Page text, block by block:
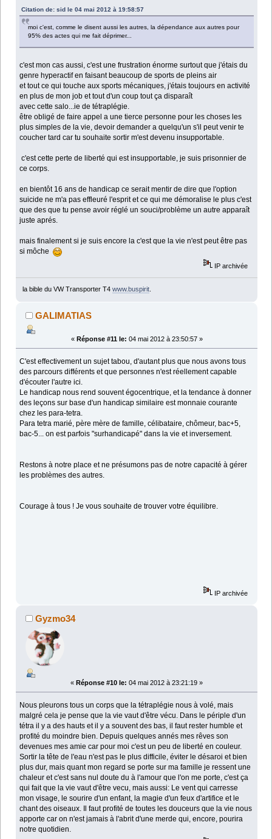
Citation de: sid le 04 mai 2012 à 19:58:57
moi c'est, comme le disent aussi les autres, la dépendance aux autres pour
95% des actes qui me fait déprimer...
c'est mon cas aussi, c'est une frustration énorme surtout que j'étais du
genre hyperactif en faisant beaucoup de sports de pleins air
et tout ce qui touche aux sports mécaniques, j'étais toujours en activité
en plus de mon job et tout d'un coup tout ça disparaît
avec cette salo...ie de tétraplégie.
être obligé de faire appel a une tierce personne pour les choses les
plus simples de la vie, devoir demander a quelqu'un s'il peut venir te
coucher tard car tu souhaite sortir m'est devenu insupportable.
c'est cette perte de liberté qui est insupportable, je suis prisonnier de
ce corps.
en bientôt 16 ans de handicap ce serait mentir de dire que l'option
suicide ne m'a pas effleuré l'esprit et ce qui me démoralise le plus c'est
que des que tu pense avoir réglé un souci/problème un autre apparaît
juste aprés.
mais finalement si je suis encore la c'est que la vie n'est peut être pas
si môche
IP archivée
la bible du VW Transporter T4 www.buspirit.
GALIMATIAS
« Réponse #11 le: 04 mai 2012 à 23:50:57 »
C'est effectivement un sujet tabou, d'autant plus que nous avons tous
des parcours différents et que personnes n'est réellement capable
d'écouter l'autre ici.
Le handicap nous rend souvent égocentrique, et la tendance à donner
des leçons sur base d'un handicap similaire est monnaie courante
chez les para-tetra.
Para tetra marié, père mère de famille, célibataire, chômeur, bac+5,
bac-5... on est parfois "surhandicapé" dans la vie et inversement.
Restons à notre place et ne présumons pas de notre capacité à gérer
les problèmes des autres.
Courage à tous ! Je vous souhaite de trouver votre équilibre.
IP archivée
Gyzmo34
« Réponse #10 le: 04 mai 2012 à 23:21:19 »
Nous pleurons tous un corps que la tétraplégie nous à volé, mais
malgré cela je pense que la vie vaut d'être vécu. Dans le périple d'un
tétra il y a des hauts et il y a souvent des bas, il faut rester humble et
profité du moindre bien. Depuis quelques annés mes rêves son
devenues mes amie car pour moi c'est un peu de liberté en couleur.
Sortir la tête de l'eau n'est pas le plus difficile, éviter le désaroi et bien
plus dur, mais quant mon regard se porte sur ma famille je ressent une
chaleur et c'est sans nul doute du à l'amour que l'on me porte, c'est ça
qui fait que la vie vaut d'être vecu, mais aussi: Le vent qui carresse
mon visage, le sourire d'un enfant, la magie d'un feux d'artifice et le
chant des oiseaux. Il faut profité de toutes les douceurs que la vie nous
apporte car on n'est jamais à l'abrit d'une merde qui, encore, pourira
notre quotidien.